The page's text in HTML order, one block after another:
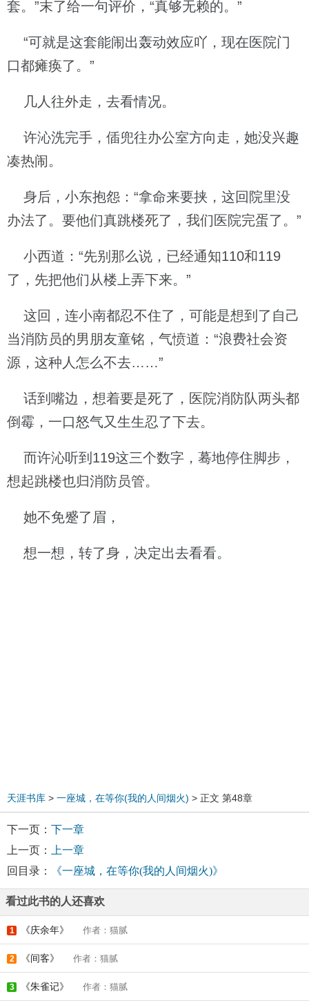
套。”末了给一句评价，“真够无赖的。”
“可就是这套能闹出轰动效应吖，现在医院门
口都瘫痪了。”
几人往外走，去看情况。
许沁洗完手，偛兜往办公室方向走，她没兴趣
凑热闹。
身后，小东抱怨：“拿命来要挟，这回院里没
办法了。要他们真跳楼死了，我们医院完蛋了。”
小西道：“先别那么说，已经通知110和119
了，先把他们从楼上弄下来。”
这回，连小南都忍不住了，可能是想到了自己
当消防员的男朋友童铭，气愤道：“浪费社会资
源，这种人怎么不去……”
话到嘴边，想着要是死了，医院消防队两头都
倒霉，一口怒气又生生忍了下去。
而许沁听到119这三个数字，蓦地停住脚步，
想起跳楼也归消防员管。
她不免蹙了眉，
想一想，转了身，决定出去看看。
天涯书库 > 一座城，在等你(我的人间烟火) > 正文 第48章
下一页： 下一章
上一页：
上一章
回目录：
《一座城，在等你(我的人间烟火)》
看过此书的人还喜欢
1 《庆余年》 作者：猫腻
2 《间客》 作者：猫腻
3 《朱雀记》 作者：猫腻